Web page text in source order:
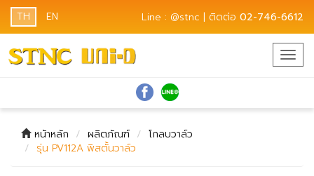
TH EN Line : @stnc | ติดต่อ 02-746-6612
หน้าหลัก ผลิตภัณฑ์
โกลบวาล์ว
รุ่น PV112A พิสตั้นวาล์ว